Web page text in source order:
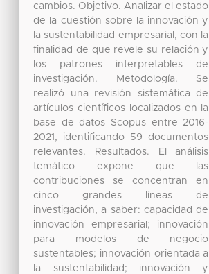
cambios. Objetivo. Analizar el estado
de la cuestión sobre la innovación y
la sustentabilidad empresarial, con la
finalidad de que revele su relación y
los patrones interpretables de
investigación. Metodología. Se
realizó una revisión sistemática de
artículos científicos localizados en la
base de datos Scopus entre 2016-
2021, identificando 59 documentos
relevantes. Resultados. El análisis
temático expone que las
contribuciones se concentran en
cinco grandes líneas de
investigación, a saber: capacidad de
innovación empresarial; innovación
para modelos de negocio
sustentables; innovación orientada a
la sustentabilidad; innovación y